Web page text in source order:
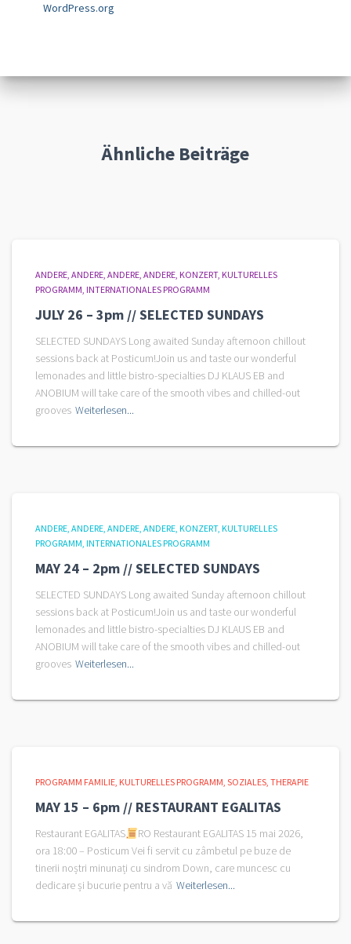
WordPress.org
Ähnliche Beiträge
ANDERE ANDERE ANDERE ANDERE KONZERT KULTURELLES
PROGRAMM INTERNATIONALES PROGRAMM
JULY 26 – 3pm // SELECTED SUNDAYS
SELECTED SUNDAYS Long awaited Sunday afternoon chillout
sessions back at Posticum!Join us and taste our wonderful
lemonades and little bistro-specialties DJ KLAUS EB and
ANOBIUM will take care of the smooth vibes and chilled-out
grooves Weiterlesen...
ANDERE ANDERE ANDERE ANDERE KONZERT KULTURELLES
PROGRAMM INTERNATIONALES PROGRAMM
MAY 24 – 2pm // SELECTED SUNDAYS
SELECTED SUNDAYS Long awaited Sunday afternoon chillout
sessions back at Posticum!Join us and taste our wonderful
lemonades and little bistro-specialties DJ KLAUS EB and
ANOBIUM will take care of the smooth vibes and chilled-out
grooves Weiterlesen...
PROGRAMM FAMILIE KULTURELLES PROGRAMM SOZIALES THERAPIE
MAY 15 – 6pm // RESTAURANT EGALITAS
Restaurant EGALITAS
RO Restaurant EGALITAS 15 mai 2026,
ora 18:00 – Posticum Vei fi servit cu zâmbetul pe buze de
tinerii noștri minunați cu sindrom Down, care muncesc cu
dedicare și bucurie pentru a vă Weiterlesen...